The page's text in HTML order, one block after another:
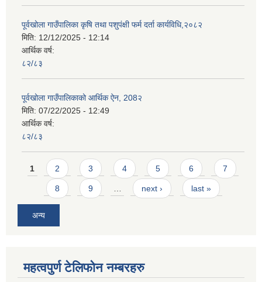
पूर्वखोला गाउँपालिका कृषि तथा पशुपंक्षी फर्म दर्ता कार्यविधि,२०८२
मिति: 12/12/2025 - 12:14
आर्थिक वर्ष:
८२/८३
पूर्वखोला गाउँपालिकाको आर्थिक ऐन, 208२
मिति: 07/22/2025 - 12:49
आर्थिक वर्ष:
८२/८३
Pages
1 2 3 4 5 6 7
8 9 next › last »
अन्य
महत्वपुर्ण टेलिफोन नम्बरहरु